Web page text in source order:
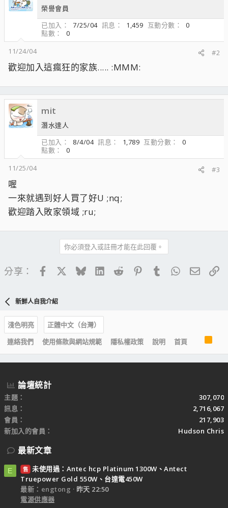
榮譽會員
已加入
7/25/04 訊息 1,459 互動分數
0
點數
0
11/24/04
#2
歡迎加入這瘋狂的家族..... :MMM:
mit
潛水達人
已加入
8/4/04 訊息 1,789 互動分數
0
點數
0
11/25/04
#3
喔
一來就遇到好人買了好U ;nq;
歡迎踏入敗家領域 ;ru;
你必須登入或註冊才能在此回覆。
分享： FacebookBlueskyLinkedIn
Reddit PinterestTumblrWhatsApp
電子
新鮮人自我介紹
淺色明亮
正體中文（台灣）
連絡我們
使用條款與網站規範 隱私權政策 說明 首頁
S
論壇統計
主題
307,070
訊息
2,716,067
會員
217,903
新加入的會員
Hudson Chris
最新文章
E 售 未使用過：Antec hcp Platinum 1300W、Antect
Truepower Gold 550W、台達電450W
最新：engtong
昨天 22:50
電源供應器